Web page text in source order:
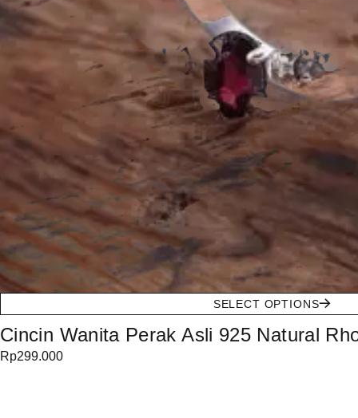
SELECT OPTIONS
Cincin Wanita Perak Asli 925 Natural
Rp299.000